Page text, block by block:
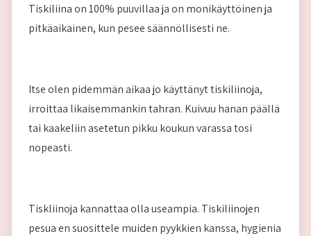
Tiskiliina on 100% puuvillaa ja on monikäyttöinen ja
pitkäaikainen, kun pesee säännöllisesti ne.
Itse olen pidemmän aikaa jo käyttänyt tiskiliinoja,
irroittaa likaisemmankin tahran. Kuivuu hanan päällä
tai kaakeliin asetetun pikku koukun varassa tosi
nopeasti.
Tiskliinoja kannattaa olla useampia. Tiskiliinojen
pesua en suosittele muiden pyykkien kanssa, hygienia